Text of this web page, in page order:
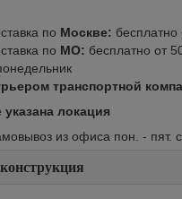
по Москве: бесплатно
по МО: бесплатно от
транспортной
указана локация
из офиса пон. - пят.
конструкция